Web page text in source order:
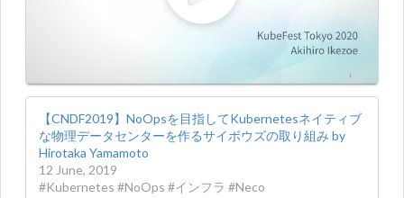
【CNDF2019】NoOpsを目指してKubernetesネイティブ
な物理データセンターを作るサイボウズの取り組み by
Hirotaka Yamamoto
12 June, 2019
#Kubernetes #NoOps #インフラ #Neco